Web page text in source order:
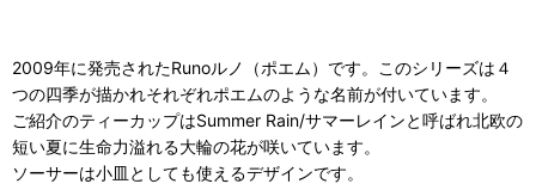
2009年に発売されたRunoルノ（ポエム）です。このシリーズは４
つの四季が描かれそれぞれポエムのような名前が付いています。
ご紹介のティーカップはSummer Rain/サマーレインと呼ばれ北欧の
短い夏に生命力溢れる大輪の花が咲いています。
ソーサーは小皿としても使えるデザインです。